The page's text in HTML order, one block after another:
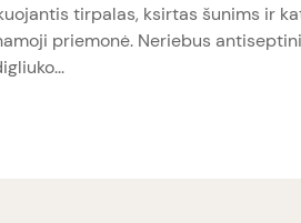
tirpalas, ksirtas šunims ir
priemonė. Neriebus